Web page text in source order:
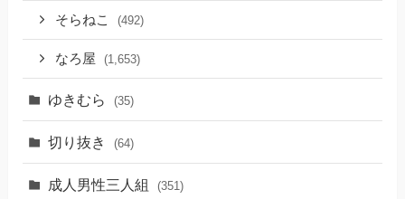
そらねこ (492)
なろ屋 (1,653)
ゆきむら (35)
切り抜き (64)
成人男性三人組 (351)